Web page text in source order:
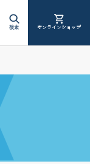
検索 オンラインショップ